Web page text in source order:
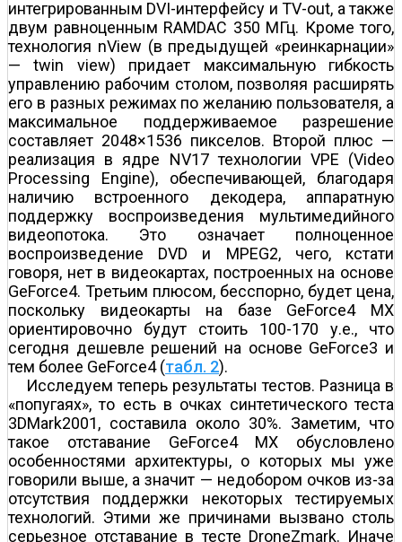
интегрированным DVI-интерфейсу и TV-out, а также
двум равноценным RAMDAC 350 МГц. Кроме того,
технология nView (в предыдущей «реинкарнации»
— twin view) придает максимальную гибкость
управлению рабочим столом, позволяя расширять
его в разных режимах по желанию пользователя, а
максимальное поддерживаемое разрешение
составляет 2048×1536 пикселов. Второй плюс —
реализация в ядре NV17 технологии VPE (Video
Processing Engine), обеспечивающей, благодаря
наличию встроенного декодера, аппаратную
поддержку воспроизведения мультимедийного
видеопотока. Это означает полноценное
воспроизведение DVD и MPEG2, чего, кстати
говоря, нет в видеокартах, построенных на основе
GeForce4. Третьим плюсом, бесспорно, будет цена,
поскольку видеокарты на базе GeForce4 MX
ориентировочно будут стоить 100-170 у.е., что
сегодня дешевле решений на основе GeForce3 и
тем более GeForce4 (табл. 2).
Исследуем теперь результаты тестов. Разница в
«попугаях», то есть в очках синтетического теста
3DMark2001, составила около 30%. Заметим, что
такое отставание GeForce4 MX обусловлено
особенностями архитектуры, о которых мы уже
говорили выше, а значит — недобором очков из-за
отсутствия поддержки некоторых тестируемых
технологий. Этими же причинами вызвано столь
серьезное отставание в тесте DroneZmark. Иначе